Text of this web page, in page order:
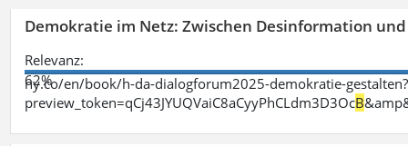
Demokratie im Netz: Zwischen Desinformation
Relevanz:
62%
ny.co/en/book/h-da-dialogforum2025-demokratie-gestalten?
preview_token=qCj43JYUQVaiC8aCyyPhCLdm3D3OcB